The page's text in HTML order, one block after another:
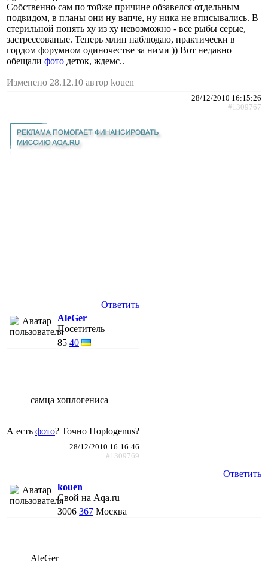
Собственно сам по тойже причине обзавелся отдельным
подвидом, в планы они ну вапче, ну ника не вписывались. В
стерильной понять ху из ху невозможно - все рыбы серые,
застрессованые. Теперь млин наблюдаю, практически в
гордом форумном одиночестве за ними )) Вот недавно
обещали фото деток, ждемс..
Изменено 28.12.10 автор kouen
28/12/2010 16:15:26
#1309767
Ответить
AleGer
Посетитель
85 40
самца хоплогениса
А есть фото? Точно Hoplogenus?
28/12/2010 16:16:46
#1309769
Ответить
kouen
Свой на Aqa.ru
3006 367 Москва
AleGer